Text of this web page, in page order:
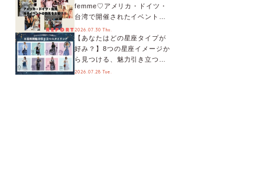
トをチェック◎
femme♡アメリカ・ドイツ・
台湾で開催されたイベントを
お届け！美沙子さんからのコ
メントも♬【海外イベントレ
ポート】
2026.07.30 Thu.
【あなたはどの星座タイプが
好み？】8つの星座イメージか
ら見つける、魅力引き立つス
タイリング♡
2026.07.28 Tue.